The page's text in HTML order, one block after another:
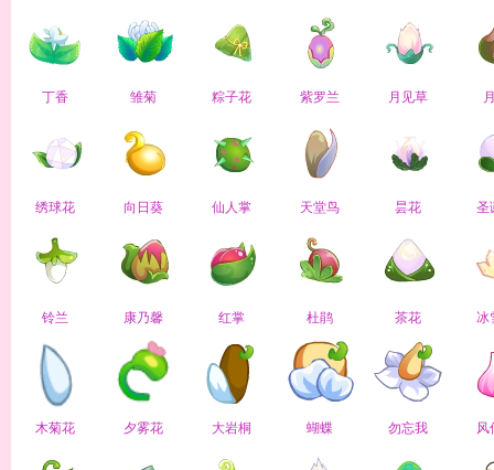
丁香 雏菊 粽子花 紫罗兰 月见草
绣球花 向日葵 仙人掌 天堂鸟 昙花 圣
铃兰 康乃馨 红掌 杜鹃 茶花 冰
木菊花 夕雾花 大岩桐 蝴蝶 勿忘我 风